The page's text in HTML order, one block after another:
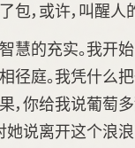
包，或许，叫醒人
慧的充实。我开
庭。我凭什么
你给我说葡萄
她说离开这个浪浪